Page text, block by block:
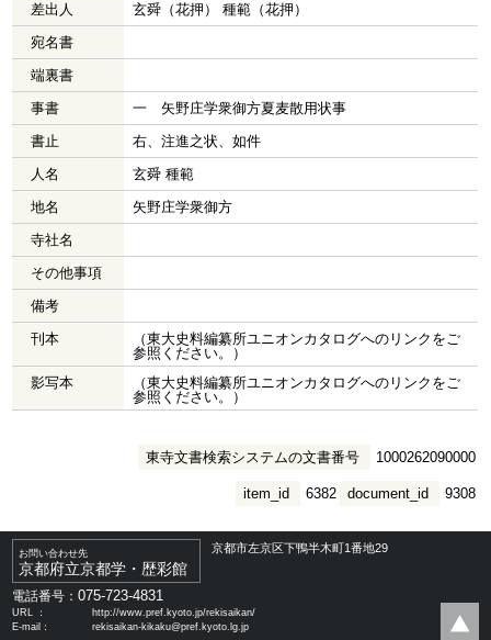
差出人
玄舜（花押） 種範（花押）
宛名書
端裏書
事書
一 矢野庄学衆御方夏麦散用状事
書止
右、注進之状、如件
人名
玄舜 種範
地名
矢野庄学衆御方
寺社名
その他事項
備考
刊本
（東大史料編纂所ユニオンカタログへのリンクをご
参照ください。）
影写本
（東大史料編纂所ユニオンカタログへのリンクをご
参照ください。）
東寺文書検索システムの文書番号 1000262090000
document_id 9308
item_id 6382
お問い合わせ先
京都府立京都学・歴彩館
京都市左京区下鴨半木町1番地29
電話番号：075-723-4831
URL ：
http://www.pref.kyoto.jp/rekisaikan/
E-mail：
rekisaikan-kikaku@pref.kyoto.lg.jp